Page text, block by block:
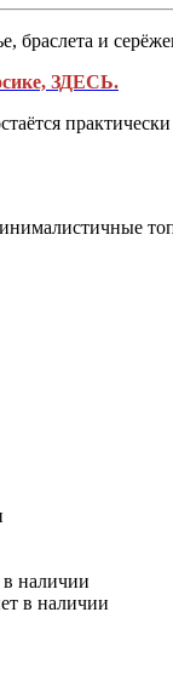
браслета и
ЗДЕСЬ.
в наличии
в наличии